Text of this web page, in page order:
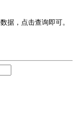
据，点击查询即可。